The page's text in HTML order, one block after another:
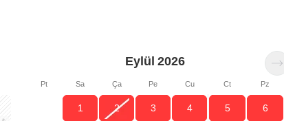
Eylül 2026
Pt Sa Ça Pe Cu Ct Pz
1 2 3 4 5 6